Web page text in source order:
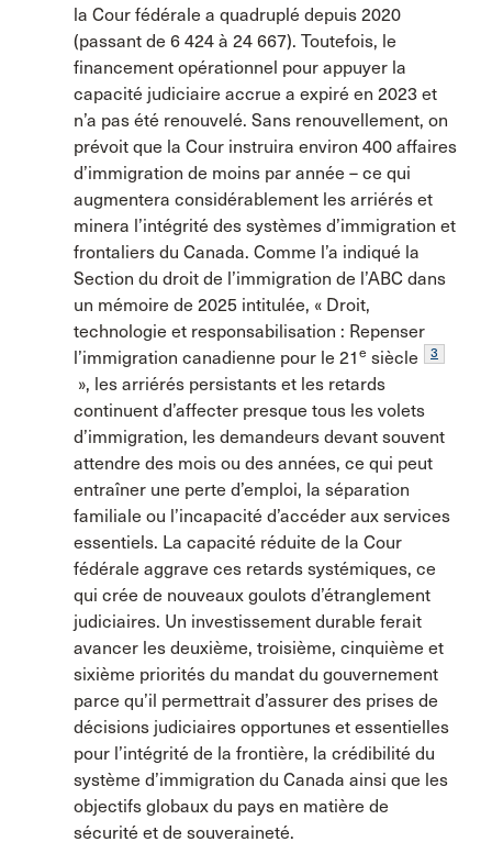
la Cour fédérale a quadruplé depuis 2020
(passant de 6 424 à 24 667). Toutefois, le
financement opérationnel pour appuyer la
capacité judiciaire accrue a expiré en 2023 et
n’a pas été renouvelé. Sans renouvellement, on
prévoit que la Cour instruira environ 400 affaires
d’immigration de moins par année – ce qui
augmentera considérablement les arriérés et
minera l’intégrité des systèmes d’immigration et
frontaliers du Canada. Comme l’a indiqué la
Section du droit de l’immigration de l’ABC dans
un mémoire de 2025 intitulée, « Droit,
technologie et responsabilisation : Repenser
l’immigration canadienne pour le 21 e siècle 3
», les arriérés persistants et les retards
continuent d’affecter presque tous les volets
d’immigration, les demandeurs devant souvent
attendre des mois ou des années, ce qui peut
entraîner une perte d’emploi, la séparation
familiale ou l’incapacité d’accéder aux services
essentiels. La capacité réduite de la Cour
fédérale aggrave ces retards systémiques, ce
qui crée de nouveaux goulots d’étranglement
judiciaires. Un investissement durable ferait
avancer les deuxième, troisième, cinquième et
sixième priorités du mandat du gouvernement
parce qu’il permettrait d’assurer des prises de
décisions judiciaires opportunes et essentielles
pour l’intégrité de la frontière, la crédibilité du
système d’immigration du Canada ainsi que les
objectifs globaux du pays en matière de
sécurité et de souveraineté.